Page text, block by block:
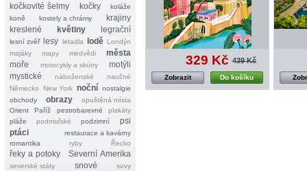
kočkovité šelmy
kočky
koláže
koně
kostely a chrámy
krajiny
kreslené
květiny legrační
lesní zvěř lesy letadla lodě Londýn
majáky
mapy medvědi
města
moře
motocykly a skútry
motýli
mystické
náboženské
naučné
Německo
New York noční nostalgie
obchody
obrazy
opuštěná místa
Orient
Paříž pestrobarevné
plakáty
pláže
podmořské podzimní
psi
ptáci
restaurace a kavárny
romantika
ryby Řecko
řeky a potoky Severní Amerika
severské státy snové
sovy
329 Kč 439 Kč
Do košíku
Zobrazit